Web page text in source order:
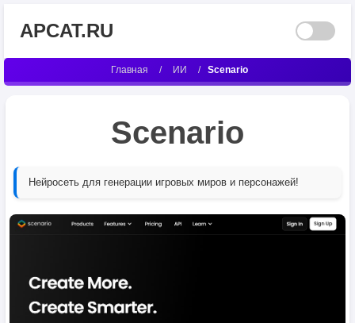
APCAT.RU
Главная / ИИ / Scenario
Scenario
Нейросеть для генерации игровых миров и персонажей!